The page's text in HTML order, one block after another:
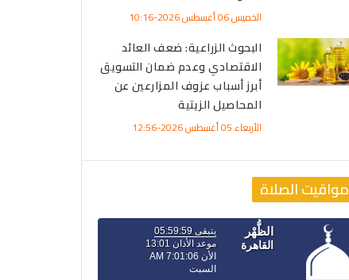
الخميس 06 أغسطس 2026-10:16
البحوث الزراعية: ضعف العائد
الاقتصادي وعدم ضمان التسويق
أبرز أسباب عزوف المزارعين عن
المحاصيل الزيتية
الأربعاء 05 أغسطس 2026-12:56
مواقيت الصلاة